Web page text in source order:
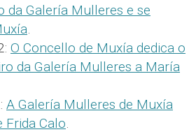
da Galería Mulleres e se
.
O Concello de Muxía dedica o
da Galería Mulleres a María
A Galería Mulleres de Muxía
Frida Calo.